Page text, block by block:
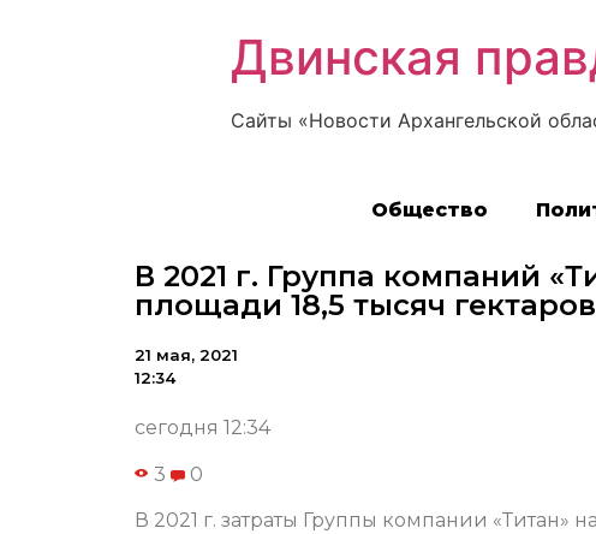
Двинская
Сайты «Новости Архангельской
Общество
В 2021 г. Группа компаний
площади 18,5 тысяч гектаров
21 мая, 2021
12:34
сегодня 12:34
3 0
В 2021 г. затраты Группы компании «Титан»